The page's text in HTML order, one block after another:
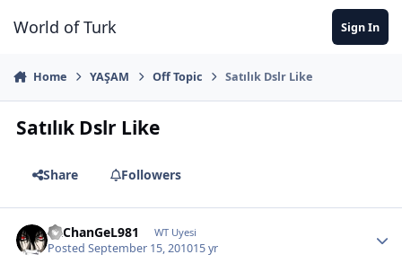
World of Turk Sign In
Home YAŞAM Off Topic Satılık Dslr Like
Satılık Dslr Like
Share Followers
aRChanGeL981 WT Uyesi
PostedSeptember 15, 201015 yr